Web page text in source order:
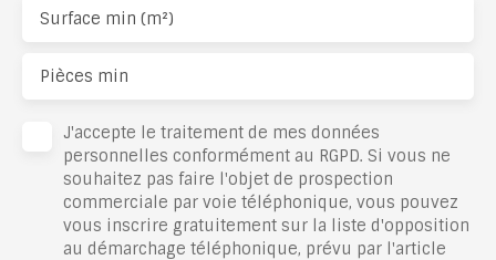
Surface min (m²)
Pièces min
J'accepte le traitement de mes données
personnelles conformément au RGPD. Si vous ne
souhaitez pas faire l'objet de prospection
commerciale par voie téléphonique, vous pouvez
vous inscrire gratuitement sur la liste d'opposition
au démarchage téléphonique, prévu par l'article